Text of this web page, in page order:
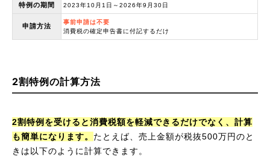
特例の期間 2023年10月1日～2026年9月30日
申請方法
事前申請は不要
消費税の確定申告書に付記するだけ
2割特例の計算方法
2割特例を受けると消費税額を軽減できるだけでなく、計算
も簡単になります。 たとえば、売上金額が税抜500万円のと
きは以下のように計算できます。